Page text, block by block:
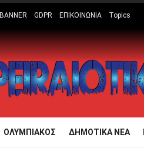
BANNER GDPR ΕΠΙΚΟΙΝΩΝΙΑ Topics
ΟΛΥΜΠΙΑΚΟΣ ΔΗΜΟΤΙΚΑ ΝΕΑ